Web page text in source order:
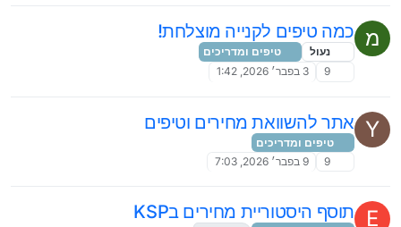
מ כמה טיפים לקנייה מוצלחת!
נעול
טיפים ומדריכים
9
3 בפבר׳ 2026, 1:42
Y אתר להשוואת מחירים וטיפים
טיפים ומדריכים
9
9 בפבר׳ 2026, 7:03
E תוסף היסטוריית מחירים בKSP